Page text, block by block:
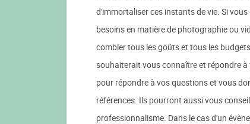
d'immortaliser ces instants de vie. Si
besoins en matière de photographie ou
combler tous les goûts et tous les
souhaiterait vous connaître et répondre
pour répondre à vos questions et vous
références. Ils pourront aussi vous
professionnalisme. Dans le cas d'un